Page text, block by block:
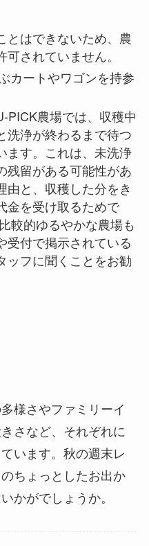
とはできないため、農
されていません。
カートやワゴンを持参
PICK農場では、収穫中
洗浄が終わるまで待つ
ます。これは、未洗浄
残留がある可能性があ
由と、収穫した分をき
金を受け取るためで
較的ゆるやかな農場も
受付で掲示されている
ッフに聞くことをお勧
様さやファミリーイ
さなど、それぞれに
います。秋の週末レ
ちょっとしたお出か
かがでしょうか。